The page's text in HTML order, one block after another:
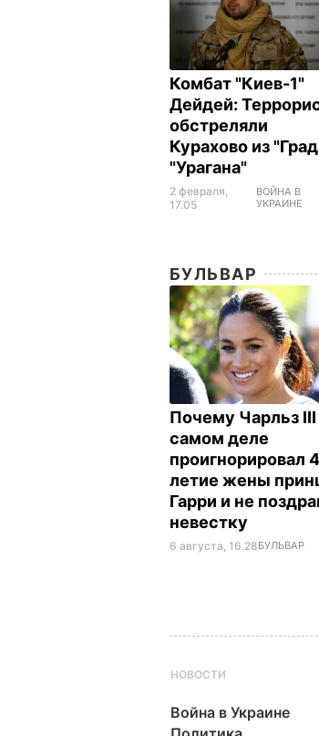
Комбат "Киев-1"
Дейдей:
обстреляли
Курахово из
"Урагана"
2 февраля,
17.05
ВОЙНА В
УКРАИНЕ
БУЛЬВАР
Почему Чарльз III
самом деле
проигнорировал
летие жены
Гарри и не
невестку
6 августа, 16.28БУЛЬВАР
НОВОСТИ
Война в Украине